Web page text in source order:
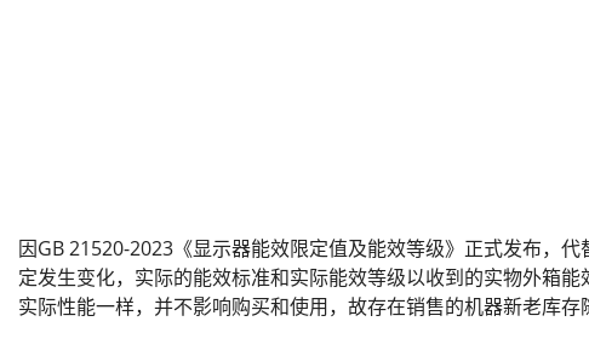
因GB 21520-2023《显示器能效限定值及能效等级》正式发布，
定发生变化，实际的能效标准和实际能效等级以收到的实物外箱
实际性能一样，并不影响购买和使用，故存在销售的机器新老库存